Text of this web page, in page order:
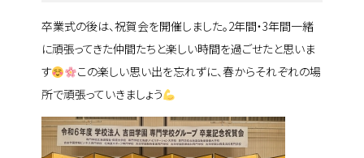
卒業式の後は、祝賀会を開催しました。2年間・3年間一緒
に頑張ってきた仲間たちと楽しい時間を過ごせたと思いま
す
この楽しい思い出を忘れずに、春からそれぞれの場
所で頑張っていきましょう